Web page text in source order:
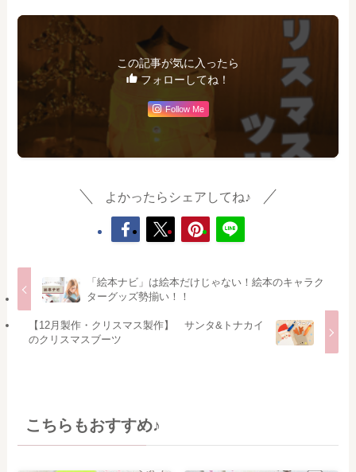
この記事が気に入ったら
フォローしてね！
Follow Me
よかったらシェアしてね♪
「絵本ナビ」は絵本だけじゃない！絵本のキャラク
ターグッズ勢揃い！！
【12月製作・クリスマス製作】 サンタ&トナカイ
のクリスマスブーツ
こちらもおすすめ♪